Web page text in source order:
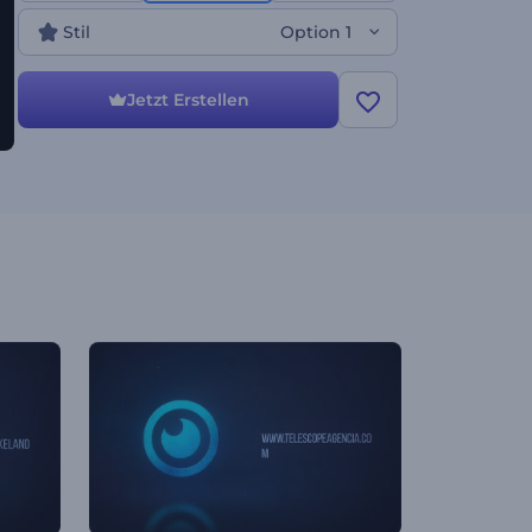
Stil Option 1
Jetzt Erstellen